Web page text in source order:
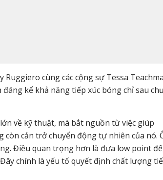
cùng các cộng sự Tessa
kể khả năng tiếp xúc bóng chỉ sau
về kỹ thuật, mà bắt nguồn từ việc giúp
còn cản trở chuyển động tự nhiên của nó.
Điều quan trọng hơn là đưa low point
chính là yếu tố quyết định chất lượng